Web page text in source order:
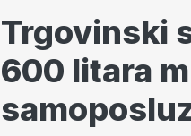
Trgovinski
600 litara